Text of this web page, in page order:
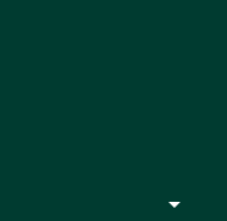
arrow_drop_down